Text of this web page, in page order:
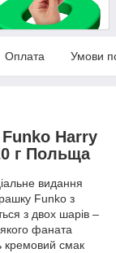
Оплата Умови
Harry
г Польща
видання
Funko з
з двох шарів –
фаната
кремовий смак